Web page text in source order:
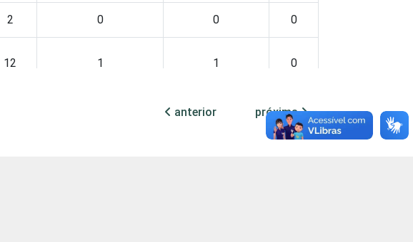
2 0 0 0
12 1 1 0
1 1
ano do Ensino Fundamental/2º ano do Ensino Médio que
anterior próxima